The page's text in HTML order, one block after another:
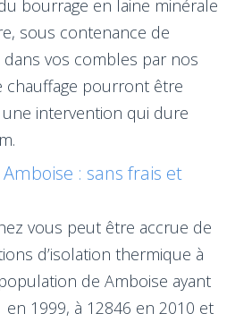
bourrage en laine minérale
sous contenance de
vos combles par nos
chauffage pourront être
intervention qui dure
: sans frais et
vous peut être accrue de
d’isolation thermique à
de Amboise ayant
1999, à 12846 en 2010 et